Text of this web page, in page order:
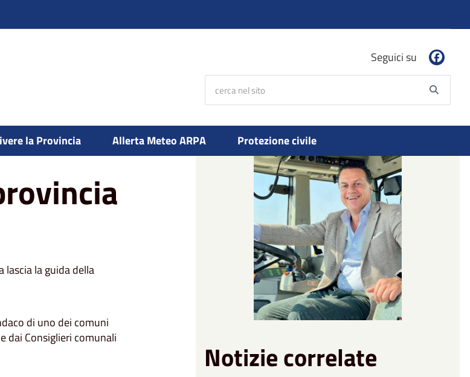
Seguici su
la Provincia Allerta Meteo ARPA Protezione civile
lascia la guida della
di uno dei comuni
dai Consiglieri comunali
Notizie correlate